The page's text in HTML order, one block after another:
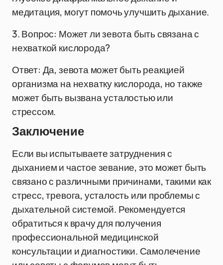
медитация, могут помочь улучшить дыхание.
3. Вопрос: Может ли зевота быть связана с
нехваткой кислорода?
Ответ: Да, зевота может быть реакцией
организма на нехватку кислорода, но также
может быть вызвана усталостью или
стрессом.
Заключение
Если вы испытываете затруднения с
дыханием и частое зевание, это может быть
связано с различными причинами, такими как
стресс, тревога, усталость или проблемы с
дыхательной системой. Рекомендуется
обратиться к врачу для получения
профессиональной медицинской
консультации и диагностики. Самолечение